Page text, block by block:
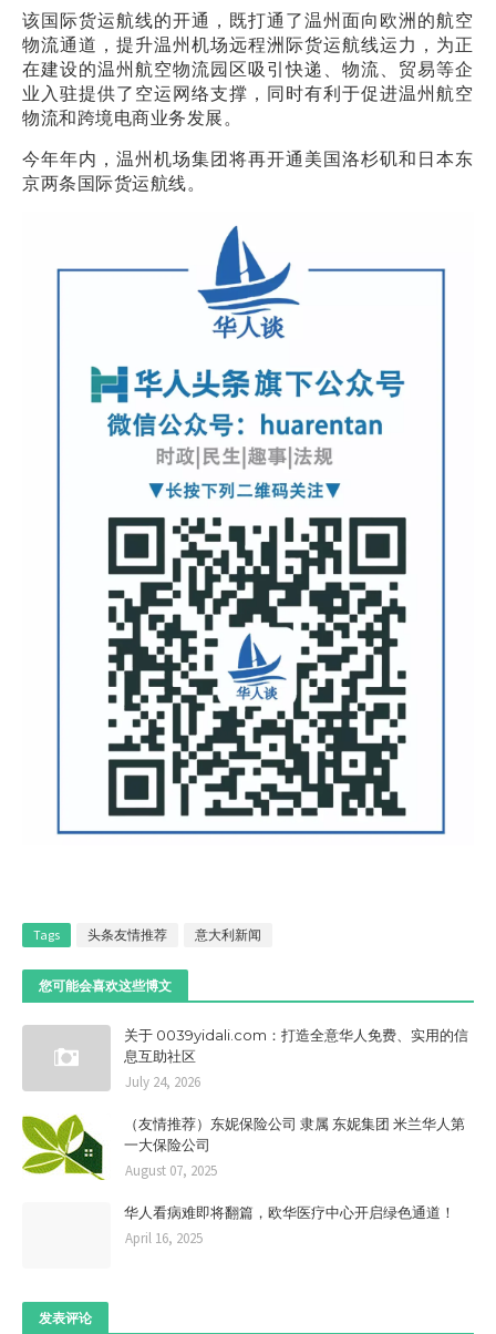
该国际货运航线的开通，既打通了温州面向欧洲的航空
物流通道，提升温州机场远程洲际货运航线运力，为正
在建设的温州航空物流园区吸引快递、物流、贸易等企
业入驻提供了空运网络支撑，同时有利于促进温州航空
物流和跨境电商业务发展。
今年年内，温州机场集团将再开通美国洛杉矶和日本东
京两条国际货运航线。
Tags 头条友情推荐 意大利新闻
您可能会喜欢这些博文
关于 0039yidali.com：打造全意华人免费、实用的信
息互助社区
July 24, 2026
（友情推荐）东妮保险公司 隶属 东妮集团 米兰华人第
一大保险公司
August 07, 2025
华人看病难即将翻篇，欧华医疗中心开启绿色通道！
April 16, 2025
发表评论